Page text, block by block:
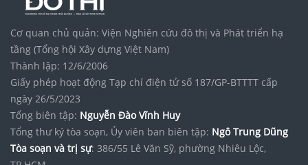
Cơ quan chủ quản: Viện Nghiên cứu đô thị và Phát triển hạ
tầng (Tổng hội Xây dựng Việt Nam)
Thành lập: 12/6/2006
Giấy phép hoạt động Tạp chí điện tử số 187/GP-BTTTT cấp
ngày 26/5/2023
Tổng biên tập: Nguyễn Đào Vĩnh Huy
Tổng thư ký tòa soạn, Ủy viên ban biên tập: Ngô Trung Dũng
Tòa soạn và trị sự: 386/55 Lê Văn Sỹ, phường Nhiêu Lộc,